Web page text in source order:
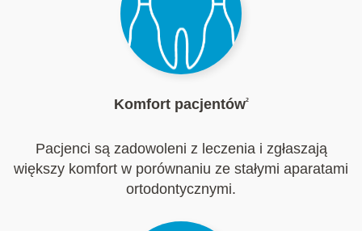
Komfort pacjentów2
Pacjenci są zadowoleni z leczenia i zgłaszają
większy komfort w porównaniu ze stałymi aparatami
ortodontycznymi.